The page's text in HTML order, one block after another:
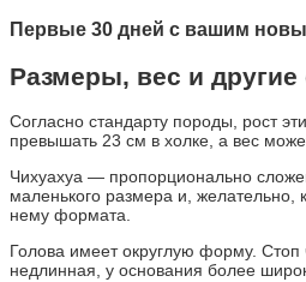
Первые 30 дней с вашим
Размеры, вес и другие
Согласно стандарту породы, рост
превышать 23 см в холке, а вес
Чихуахуа — пропорционально
маленького размера и, желательно,
нему формата.
Голова имеет округлую форму.
недлинная, у основания более